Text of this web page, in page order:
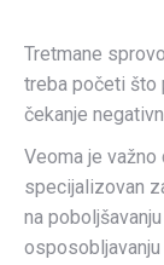
Tretmane
treba početi što
čekanje
Veoma je
specijalizovan
na